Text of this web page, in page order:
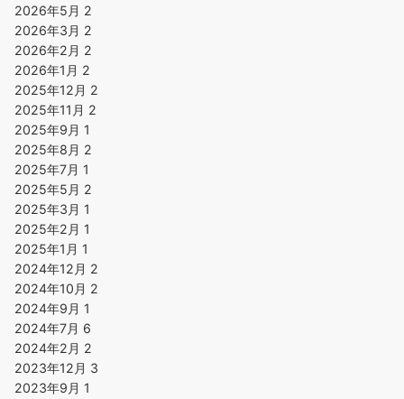
2026年5月 2
2026年3月 2
2026年2月 2
2026年1月 2
2025年12月 2
2025年11月 2
2025年9月 1
2025年8月 2
2025年7月 1
2025年5月 2
2025年3月 1
2025年2月 1
2025年1月 1
2024年12月 2
2024年10月 2
2024年9月 1
2024年7月 6
2024年2月 2
2023年12月 3
2023年9月 1